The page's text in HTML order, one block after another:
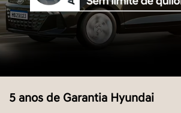
5 anos de Garantia Hyundai